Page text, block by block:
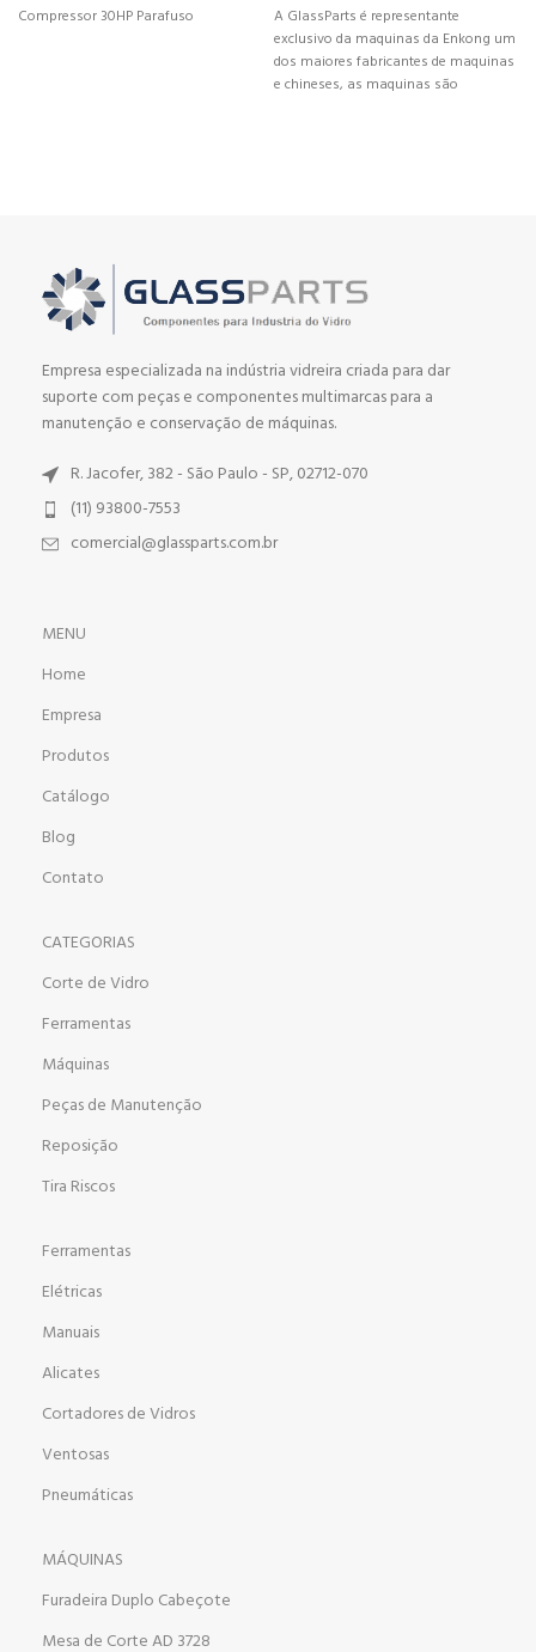
Compressor 30HP Parafuso
A GlassParts é representante
exclusivo da maquinas da Enkong um
dos maiores fabricantes de maquinas
e chineses, as maquinas são
equipamentos conforme sua
necessidade.
Empresa especializada na indústria vidreira criada para dar
suporte com peças e componentes multimarcas para a
manutenção e conservação de máquinas.
R. Jacofer, 382 - São Paulo - SP, 02712-070
(11) 93800-7553
comercial@glassparts.com.br
MENU
Home
Empresa
Produtos
Catálogo
Blog
Contato
CATEGORIAS
Corte de Vidro
Ferramentas
Máquinas
Peças de Manutenção
Reposição
Tira Riscos
Ferramentas
Elétricas
Manuais
Alicates
Cortadores de Vidros
Ventosas
Pneumáticas
MÁQUINAS
Furadeira Duplo Cabeçote
Mesa de Corte AD 3728